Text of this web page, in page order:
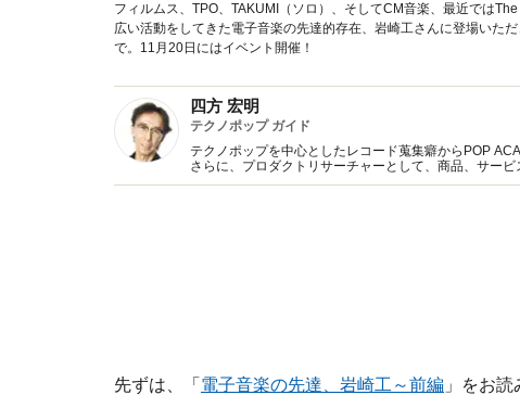
フィルムス、TPO、TAKUMI（ソロ）、そしてCM音楽、最近では
広い活動をしてきた電子音楽の先達的存在、岩崎工さんに登場いた
で。11月20日にはイベント開催！
四方 宏明
テクノポップ ガイド
テクノポップを中心としたレコード蒐集癖からPOP
さらに、プロダクトリサーチャーとして、商品、サー
Twitter（hiroaki4kata）も随時更新。
先ずは、「 電子音楽の先達、岩崎工～前編 」をお読